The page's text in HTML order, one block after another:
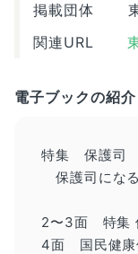
掲載団体
関連URL
電子ブックの紹介
特集 保護司
保護司にな
2〜3面 特集
4面 国民健康